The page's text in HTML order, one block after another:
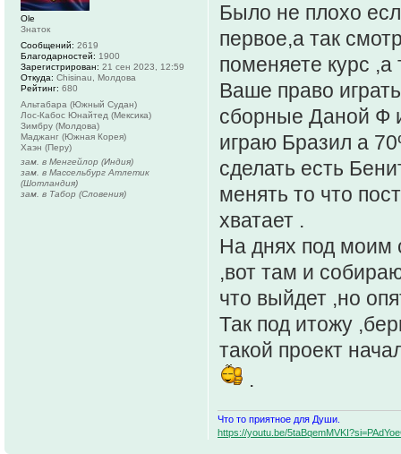
Было не плохо
первое,а так
поменяете курс
Ваше право
сборные Даной Ф
играю Бразил а
сделать есть
менять то что
хватает .
На днях под моим
,вот там и
что выйдет ,но
Так под итожу
такой проект
.
Что то приятное для Души.
https://youtu.be/
Ole
Знаток
Сообщений: 2619
Благодарностей: 1900
Зарегистрирован: 21 сен 2023, 12:59
Откуда: Chisinau, Молдова
Рейтинг: 680
Альтабара (Южный Судан)
Лос-Кабос Юнайтед (Мексика)
Зимбру (Молдова)
Маджанг (Южная Корея)
Хаэн (Перу)
зам. в Менгейлор (Индия)
зам. в Массельбург Атлетик
(Шотландия)
зам. в Табор (Словения)